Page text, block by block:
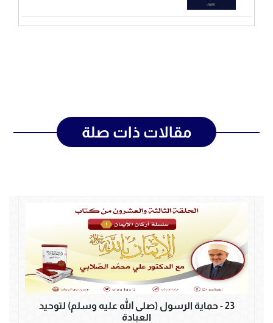
مقالات ذات صلة
23 - حماية الرسول (صلى الله عليه وسلم) لتوحيد
العبادة